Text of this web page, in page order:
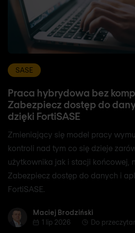
SASE
Praca hybrydowa bez
Zabezpiecz dostęp do
dzięki FortiSASE
Zmieniający się model pracy
kontroli nad tym co się dzieje
użytkownika jak i stacji końcowej,
Zabezpiecz dostęp do danych i
FortiSASE.
Maciej Brodziński
Maciej Brodziński
1 lip 2026
Do